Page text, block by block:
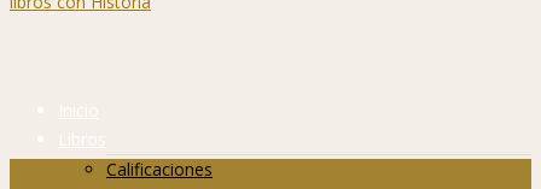
Inicio
Libros
Calificaciones